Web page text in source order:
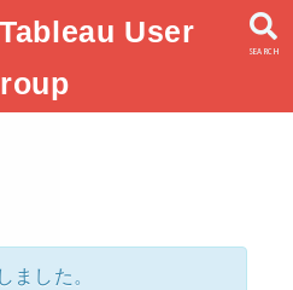
User
SEARCH
ました。